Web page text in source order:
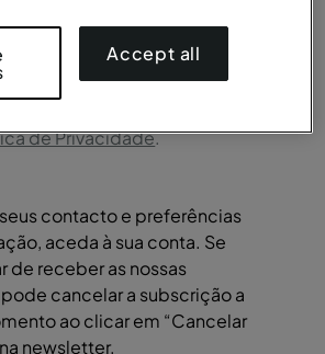
dos meus dados
de marketing direto,
de Privacidade.
seus contacto e preferências
aceda à sua conta. Se
de receber as nossas
cancelar a subscrição a
ao clicar em “Cancelar
newsletter.
Accept all